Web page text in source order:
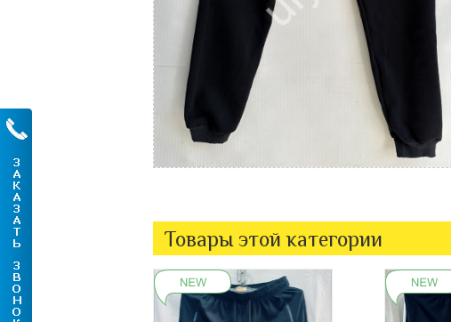
Товары этой категории